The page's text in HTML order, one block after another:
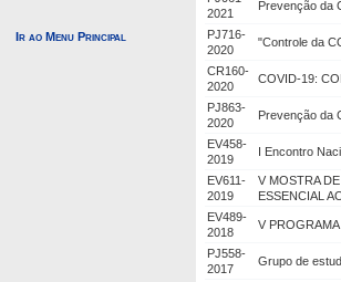
Ir ao Menu Principal
2021
Prevenção da
PJ716-
2020
"Controle da
CR160-
2020
COVID-19:
PJ863-
2020
Prevenção da
EV458-
2019
I Encontro
EV611-
2019
V MOSTRA
ESSENCIAL
EV489-
2018
V
PJ558-
2017
Grupo de